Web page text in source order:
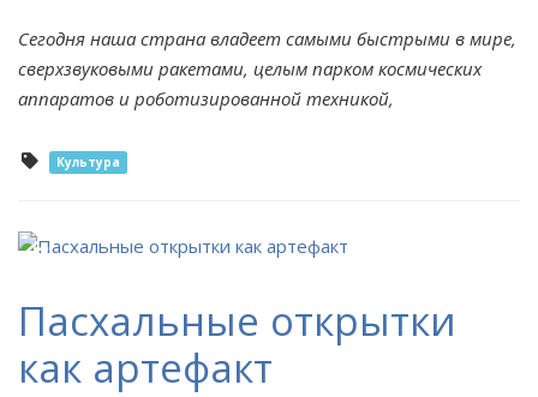
Сегодня наша страна владеет самыми быстрыми в мире,
сверхзвуковыми ракетами, целым парком космических
аппаратов и роботизированной техникой,
Культура
Пасхальные открытки
как артефакт